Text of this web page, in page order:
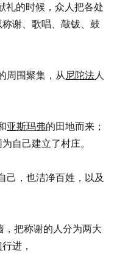
礼的时候，众人把各处
称谢、歌唱、敲钹、鼓
周围聚集，从尼陀法人
亚斯玛弗的田地而来；
为自己建立了村庄。
己，也洁净百姓，以及
，把称谢的人分为两大
行进，